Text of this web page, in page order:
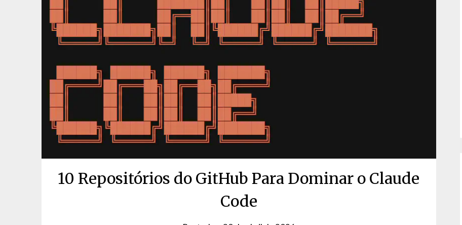
10 Repositórios do GitHub Para Dominar o Claude
Code